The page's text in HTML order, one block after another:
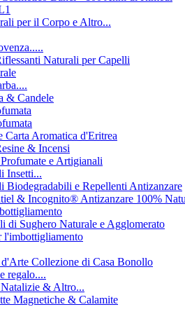
per il Corpo e Altro...
Naturali per Capelli
& Candele
Carta Aromatica d'Eritrea
& Incensi
e Artigianali
Insetti...
Biodegradabili e Repellenti Antizanzare
& Incognito® Antizanzare 100%
di Sughero Naturale e Agglomerato
l'imbottigliamento
Collezione di Casa Bonollo
regalo....
& Altro...
Magnetiche & Calamite